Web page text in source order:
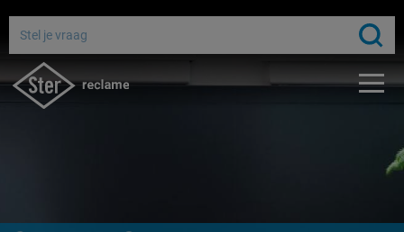
Bereik miljoenen Nederlanders
Adverteren bij de publieke omroep
Gratis media-advies